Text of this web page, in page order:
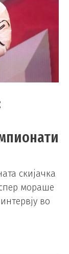
скијачка
мораше
во